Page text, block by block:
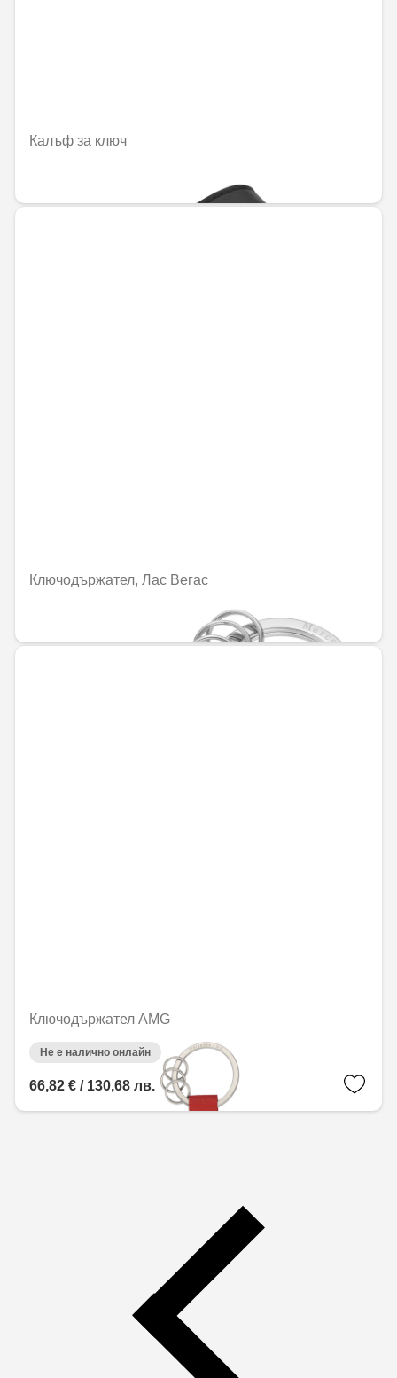
Калъф за ключ
Ключодържател, Лас Вегас
Ключодържател AMG
Не е налично онлайн
66,82 € / 130,68 лв.